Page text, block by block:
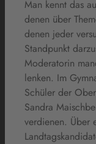
Man kennt das
denen über
denen jeder
Standpunkt
Moderatorin
lenken. Im
Schüler der
Sandra
verdienen. Über